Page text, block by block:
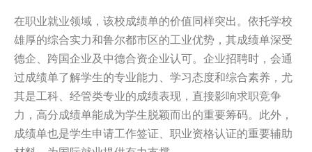
在职业就业领域，该校成绩单的价值同样突出。依托学校
雄厚的综合实力和鲁尔都市区的工业优势，其成绩单深受
德企、跨国企业及中德合资企业认可。企业招聘时，会通
过成绩单了解学生的专业能力、学习态度和综合素养，尤
其是工科、经管类专业的成绩表现，直接影响求职竞争
力，高分成绩单能成为学生脱颖而出的重要筹码。此外，
成绩单也是学生申请工作签证、职业资格认证的重要辅助